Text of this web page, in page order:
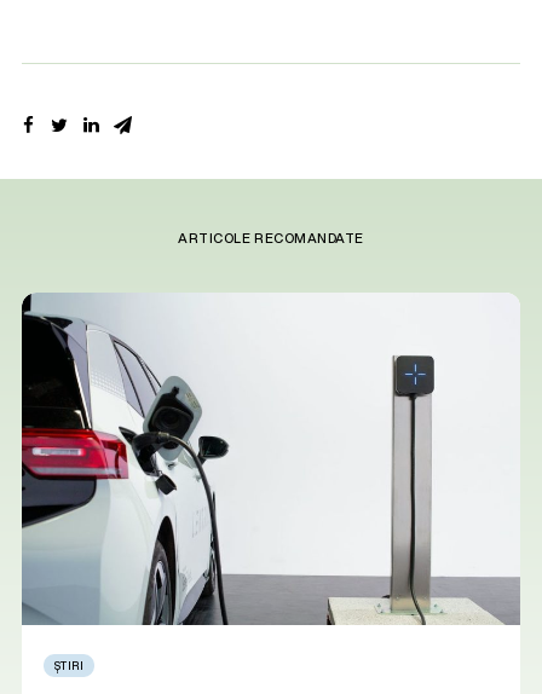
ARTICOLE RECOMANDATE
ȘTIRI